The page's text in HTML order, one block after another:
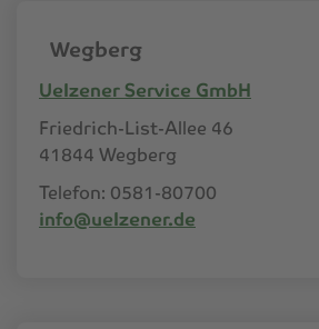
Wegberg
Uelzener Service GmbH
Friedrich-List-Allee 46
41844 Wegberg
Telefon: 0581-80700
info@uelzener.de